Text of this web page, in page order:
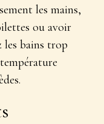
les mains,
ou avoir
les bains trop